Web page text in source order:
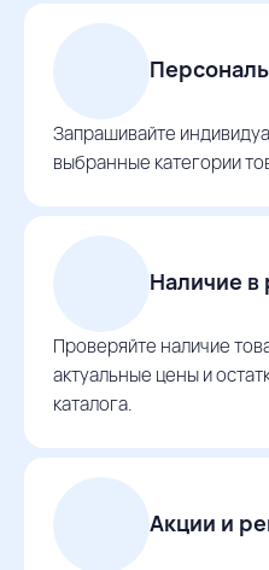
Запрашивайте
выбранные категории
Наличие
Проверяйте наличие
актуальные цены и
каталога.
Акции и